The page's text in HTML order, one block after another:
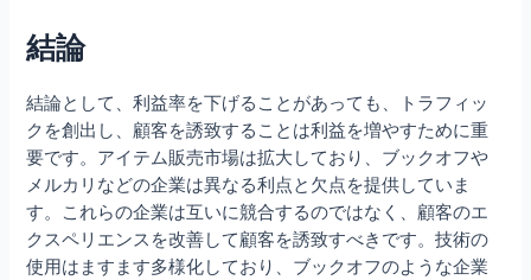
結論
結論として、利益率を下げることがあっても、トラフィッ
クを創出し、顧客を誘致することは利益を増やすために重
要です。アイテム販売市場は拡大しており、ブックオフや
メルカリなどの企業は異なる利点と欠点を提供していま
す。これらの企業は互いに競合するのではなく、顧客のエ
クスペリエンスを改善して顧客を誘致すべきです。技術の
使用はますます多様化しており、ブックオフのような企業